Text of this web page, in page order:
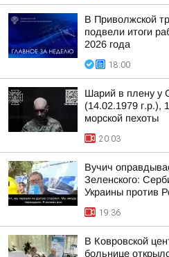
В Приволжской
подвели итоги
2026 года
18:00
Шарий в плену у
(14.02.1979 г.р.),
морской пехоты
20:03
Вучич
Зеленского:
Украины против
19:36
В Ковровской
больнице